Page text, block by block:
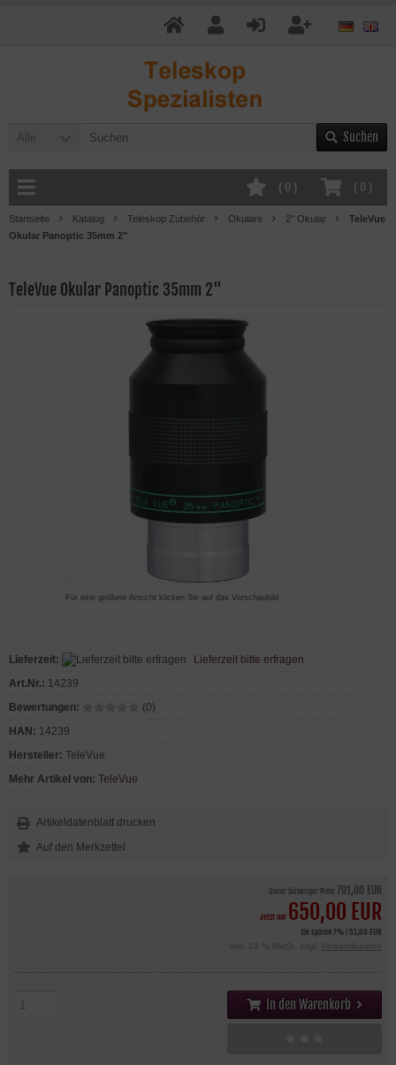
Alle Suchen
( 0 )
( 0 )
Startseite Katalog Teleskop Zubehör Okulare 2" Okular
TeleVue
Okular Panoptic 35mm 2"
TeleVue Okular Panoptic 35mm 2"
Für eine größere Ansicht klicken Sie auf das Vorschaubild
Unser bisheriger Preis 701,00 EUR
Jetzt nur 650,00 EUR
Sie sparen 7% / 51,00 EUR
inkl. 19 % MwSt. zzgl.
Versandkosten
In den Warenkorb
Lieferzeit:
Lieferzeit bitte erfragen
Art.Nr.: 14239
Bewertungen:
(0)
HAN: 14239
Hersteller: TeleVue
Mehr Artikel von: TeleVue
Artikeldatenblatt drucken